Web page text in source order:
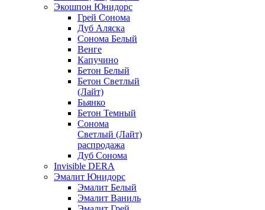
Экошпон Юнидорс
Грей Сонома
Дуб Аляска
Сонома Белый
Венге
Капучино
Бетон Белый
Бетон Светлый
(Лайт)
Бьянко
Бетон Темный
Сонома
Светлый (Лайт)
распродажа
Дуб Сонома
Invisible DERA
Эмалит Юнидорс
Эмалит Белый
Эмалит Ваниль